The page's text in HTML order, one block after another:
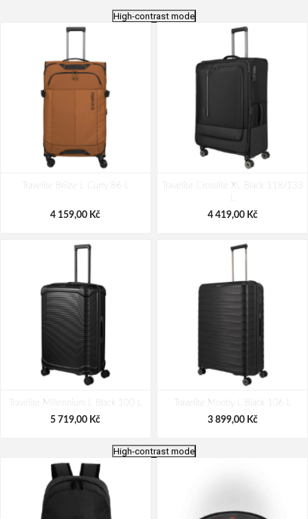
High-contrast mode
Travelite Briize L Curry 86 L
4 159,00 Kč
Travelite Crosslite XL Black 118/133
4 419,00 Kč
Travelite Millennium L Black 100 L
5 719,00 Kč
Travelite Mooby L Black 106 L
3 899,00 Kč
High-contrast mode